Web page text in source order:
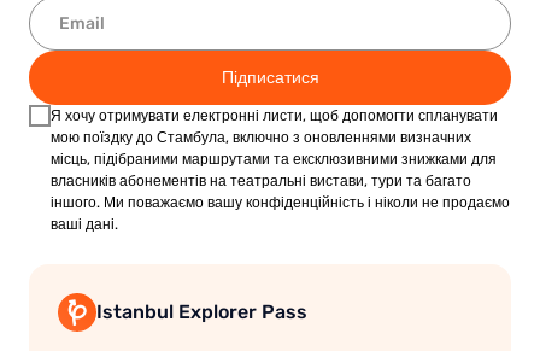
Підписатися
Я хочу отримувати електронні листи, щоб допомогти спланувати
мою поїздку до Стамбула, включно з оновленнями визначних
місць, підібраними маршрутами та ексклюзивними знижками для
власників абонементів на театральні вистави, тури та багато
іншого. Ми поважаємо вашу конфіденційність і ніколи не продаємо
ваші дані.
Istanbul Explorer Pass